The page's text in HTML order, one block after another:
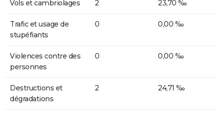
Vols et cambriolages 2 23,70 ‰
Trafic et usage de
stupéfiants
0 0,00 ‰
Violences contre des
personnes
0 0,00 ‰
Destructions et
dégradations
2 24,71 ‰